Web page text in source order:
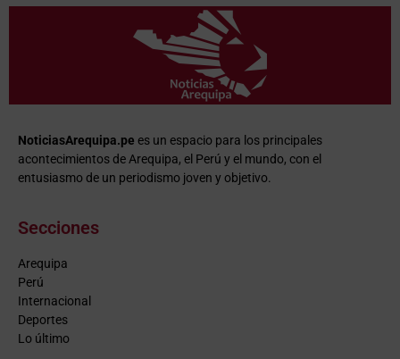
NoticiasArequipa.pe es un espacio para los principales
acontecimientos de Arequipa, el Perú y el mundo, con el
entusiasmo de un periodismo joven y objetivo.
Secciones
Arequipa
Perú
Internacional
Deportes
Lo último